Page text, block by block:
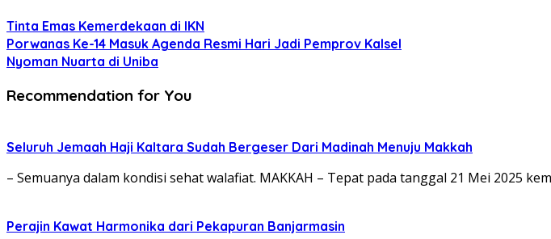
Tinta Emas Kemerdekaan di IKN
Porwanas Ke-14 Masuk Agenda Resmi Hari Jadi Pemprov Kalsel
Nyoman Nuarta di Uniba
Recommendation for You
Seluruh Jemaah Haji Kaltara Sudah Bergeser Dari Madinah Menuju Makkah
– Semuanya dalam kondisi sehat walafiat. MAKKAH – Tepat pada tanggal 21 Mei 2025
Perajin Kawat Harmonika dari Pekapuran Banjarmasin